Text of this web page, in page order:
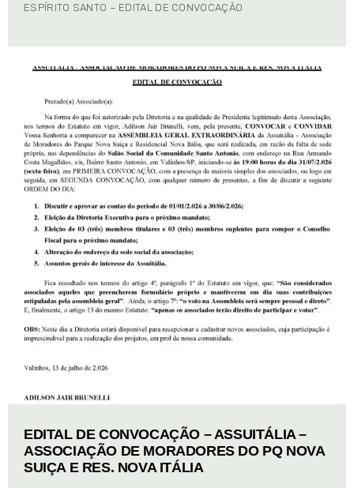
ESPÍRITO SANTO – EDITAL DE CONVOCAÇÃO
EDITAL DE CONVOCAÇÃO – ASSUITÁLIA –
ASSOCIAÇÃO DE MORADORES DO PQ NOVA
SUIÇA E RES. NOVA ITÁLIA